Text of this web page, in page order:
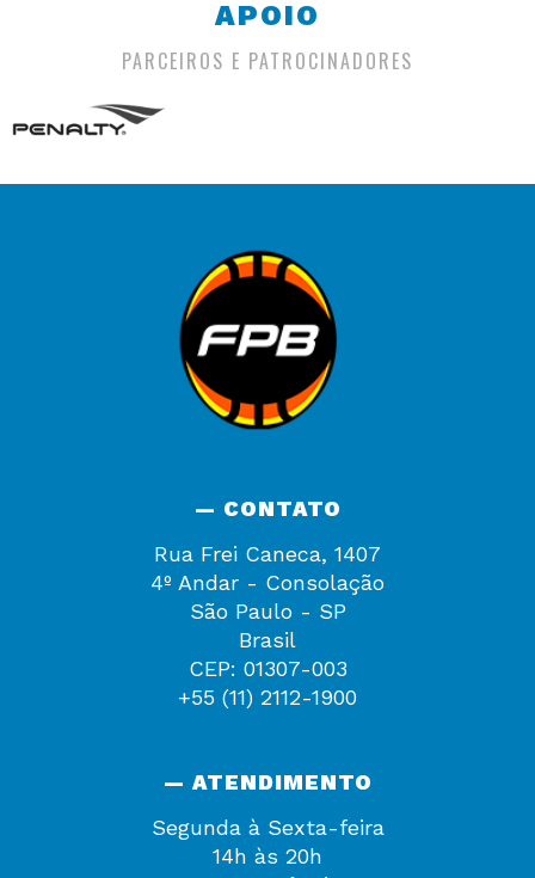
APOIO
PARCEIROS E PATROCINADORES
— CONTATO
Rua Frei Caneca, 1407
4º Andar - Consolação
São Paulo - SP
Brasil
CEP: 01307-003
+55 (11) 2112-1900
— ATENDIMENTO
Segunda à Sexta-feira
14h às 20h